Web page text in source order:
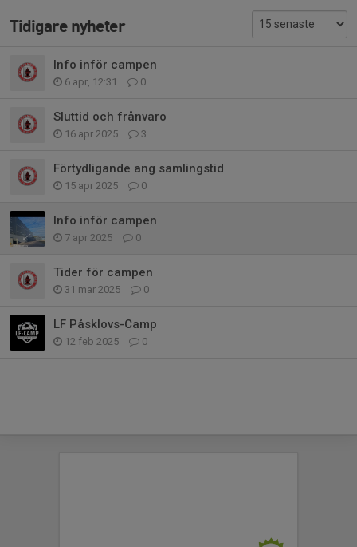
Tidigare nyheter
Info inför campen
6 apr, 12:31 0
Sluttid och frånvaro
16 apr 2025 3
Förtydligande ang samlingstid
15 apr 2025 0
Info inför campen
7 apr 2025 0
Tider för campen
31 mar 2025 0
LF Påsklovs-Camp
12 feb 2025 0